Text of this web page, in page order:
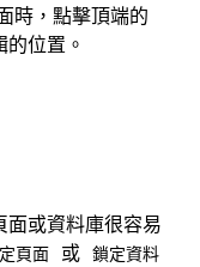
時，點擊頂端的
位置。
面或資料庫很容易
頁面 或 鎖定資料